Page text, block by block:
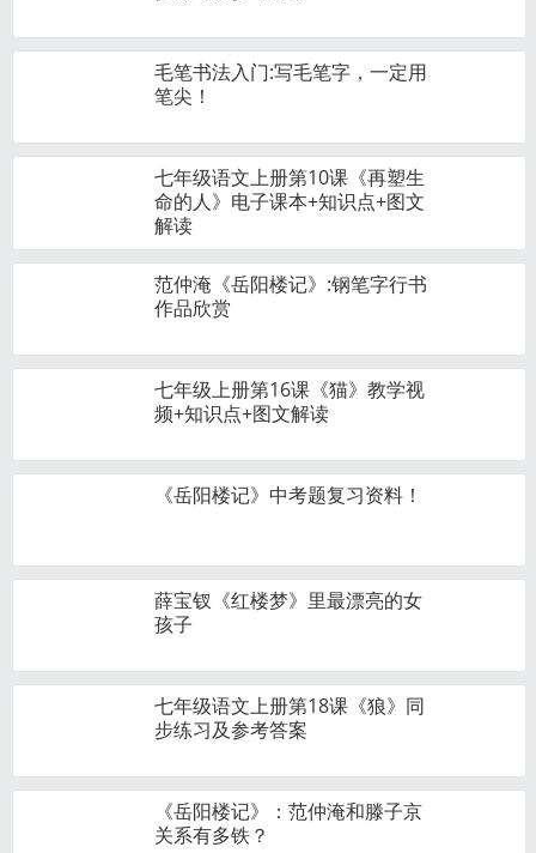
毛笔书法入门:写毛笔字，一定用
笔尖！
七年级语文上册第10课《再塑生
命的人》电子课本+知识点+图文
解读
范仲淹《岳阳楼记》:钢笔字行书
作品欣赏
七年级上册第16课《猫》教学视
频+知识点+图文解读
《岳阳楼记》中考题复习资料！
薛宝钗《红楼梦》里最漂亮的女
孩子
七年级语文上册第18课《狼》同
步练习及参考答案
《岳阳楼记》：范仲淹和滕子京
关系有多铁？